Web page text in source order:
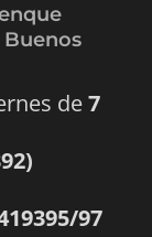
de7
97